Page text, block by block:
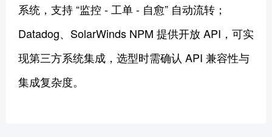
系统，支持 “监控 - 工单 - 自愈” 自动流转；
Datadog、SolarWinds NPM 提供开放 API，可实
现第三方系统集成，选型时需确认 API 兼容性与
集成复杂度。